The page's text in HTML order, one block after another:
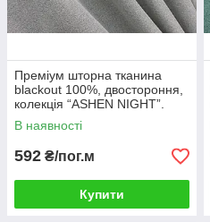
Преміум шторна тканина
blackout 100%, двостороння,
колекція “ASHEN NIGHT”.
Колір світло-сірий. Код 1840ш
В наявності
592 ₴/пог.м
Купити